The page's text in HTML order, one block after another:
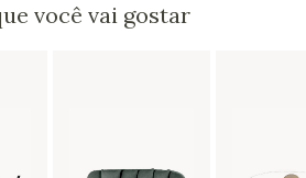
você vai gostar